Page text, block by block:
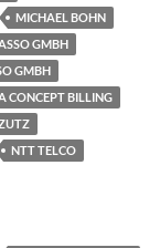
MICHAEL BOHN
GMBH
GMBH
CONCEPT BILLING
NTT TELCO